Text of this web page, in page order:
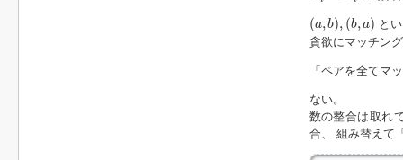
(a,b), (b,a)
(a b ), b,
と
貪欲にマッチン
「ペアを全てマ
ない。
数の整合は取れ
合、 組み替えて